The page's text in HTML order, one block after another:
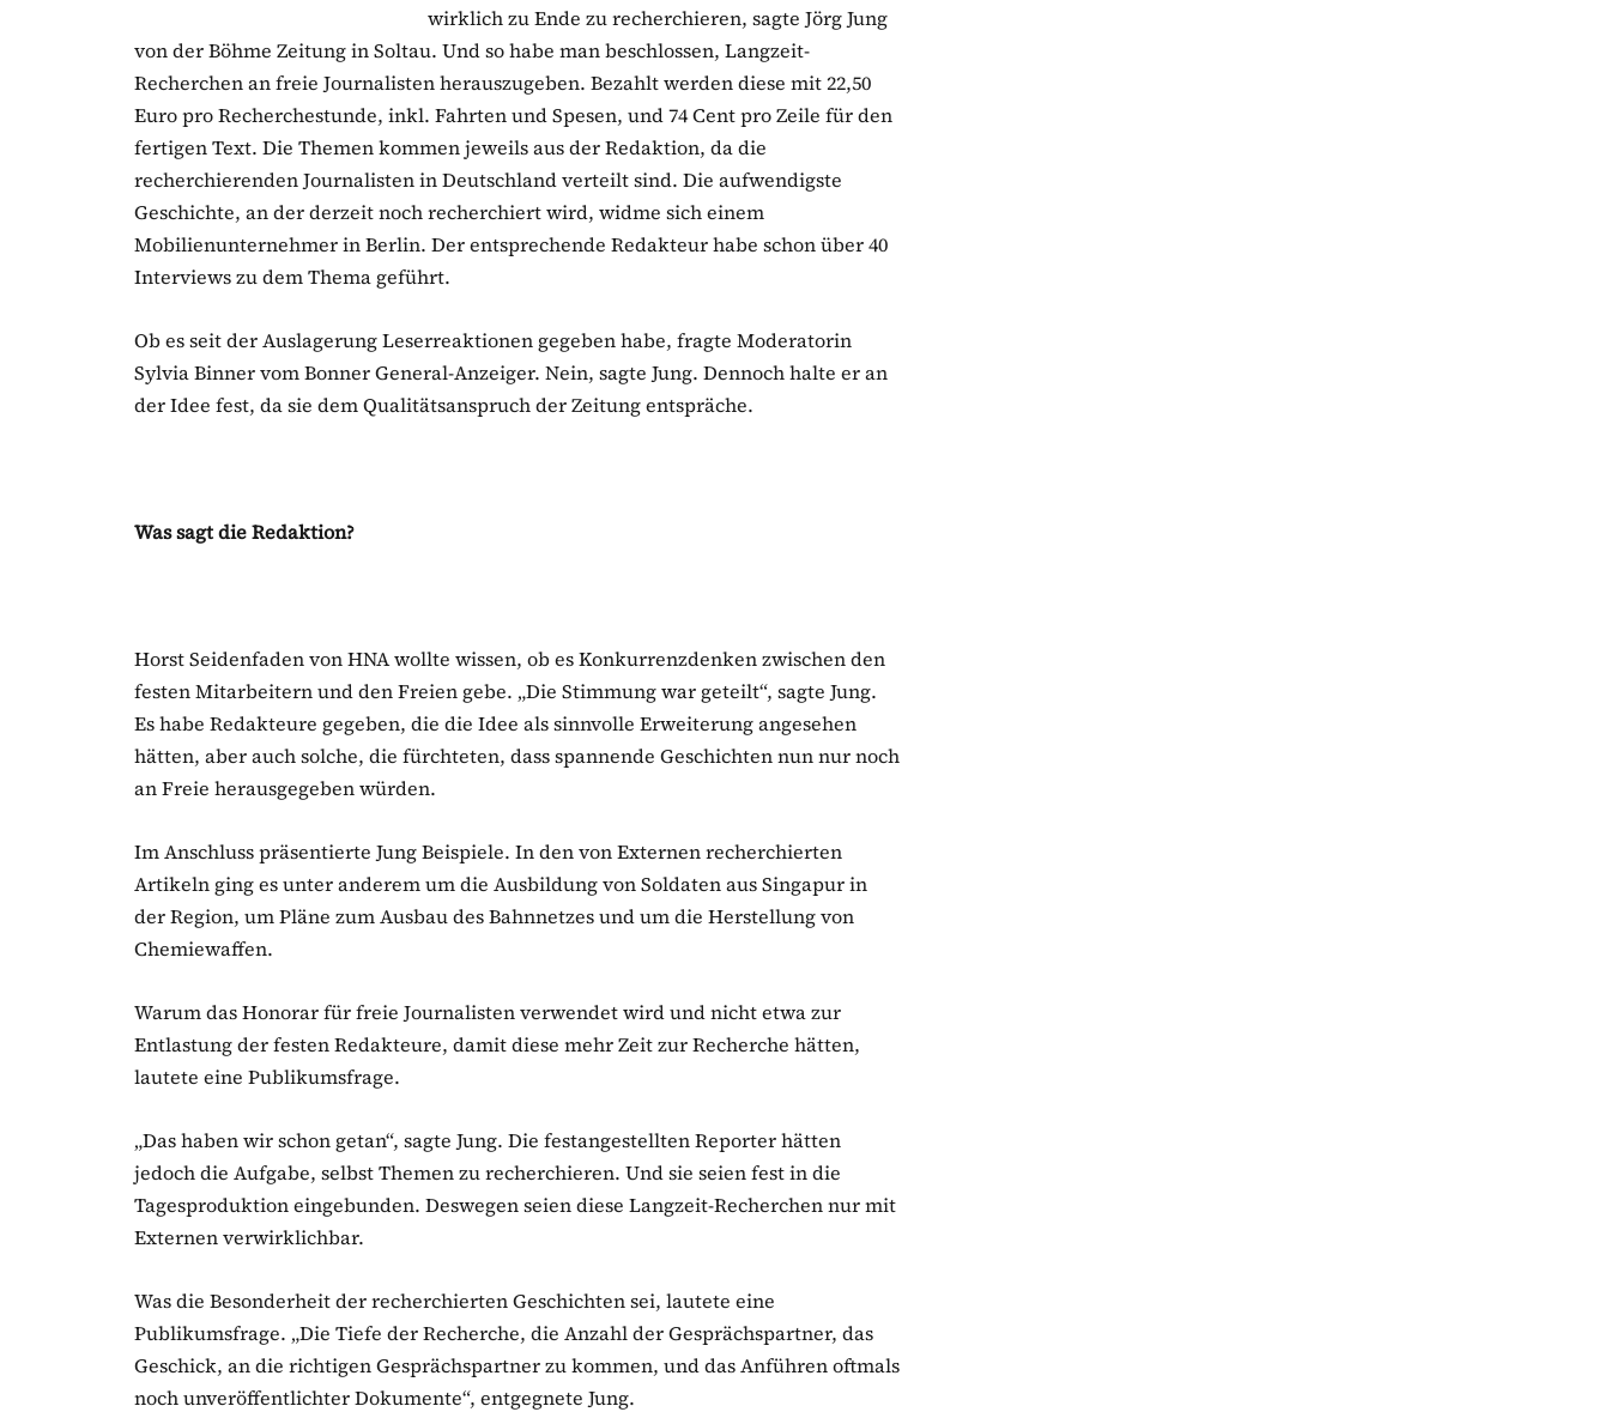
wirklich zu Ende zu recherchieren, sagte Jörg Jung
von der Böhme Zeitung in Soltau. Und so habe man beschlossen, Langzeit-
Recherchen an freie Journalisten herauszugeben. Bezahlt werden diese mit 22,50
Euro pro Recherchestunde, inkl. Fahrten und Spesen, und 74 Cent pro Zeile für den
fertigen Text. Die Themen kommen jeweils aus der Redaktion, da die
recherchierenden Journalisten in Deutschland verteilt sind. Die aufwendigste
Geschichte, an der derzeit noch recherchiert wird, widme sich einem
Mobilienunternehmer in Berlin. Der entsprechende Redakteur habe schon über 40
Interviews zu dem Thema geführt.
Ob es seit der Auslagerung Leserreaktionen gegeben habe, fragte Moderatorin
Sylvia Binner vom Bonner General-Anzeiger. Nein, sagte Jung. Dennoch halte er an
der Idee fest, da sie dem Qualitätsanspruch der Zeitung entspräche.
Was sagt die Redaktion?
Horst Seidenfaden von HNA wollte wissen, ob es Konkurrenzdenken zwischen den
festen Mitarbeitern und den Freien gebe. „Die Stimmung war geteilt“, sagte Jung.
Es habe Redakteure gegeben, die die Idee als sinnvolle Erweiterung angesehen
hätten, aber auch solche, die fürchteten, dass spannende Geschichten nun nur noch
an Freie herausgegeben würden.
Im Anschluss präsentierte Jung Beispiele. In den von Externen recherchierten
Artikeln ging es unter anderem um die Ausbildung von Soldaten aus Singapur in
der Region, um Pläne zum Ausbau des Bahnnetzes und um die Herstellung von
Chemiewaffen.
Warum das Honorar für freie Journalisten verwendet wird und nicht etwa zur
Entlastung der festen Redakteure, damit diese mehr Zeit zur Recherche hätten,
lautete eine Publikumsfrage.
„Das haben wir schon getan“, sagte Jung. Die festangestellten Reporter hätten
jedoch die Aufgabe, selbst Themen zu recherchieren. Und sie seien fest in die
Tagesproduktion eingebunden. Deswegen seien diese Langzeit-Recherchen nur mit
Externen verwirklichbar.
Was die Besonderheit der recherchierten Geschichten sei, lautete eine
Publikumsfrage. „Die Tiefe der Recherche, die Anzahl der Gesprächspartner, das
Geschick, an die richtigen Gesprächspartner zu kommen, und das Anführen oftmals
noch unveröffentlichter Dokumente“, entgegnete Jung.